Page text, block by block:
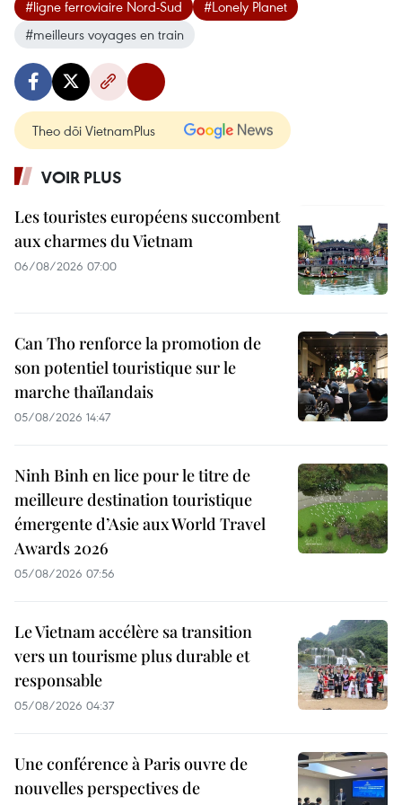
#ligne ferroviaire Nord-Sud
#Lonely Planet
#meilleurs voyages en train
Theo dõi VietnamPlus
VOIR PLUS
Les touristes européens succombent
aux charmes du Vietnam
06/08/2026 07:00
Can Tho renforce la promotion de
son potentiel touristique sur le
marche thaïlandais
05/08/2026 14:47
Ninh Binh en lice pour le titre de
meilleure destination touristique
émergente d’Asie aux World Travel
Awards 2026
05/08/2026 07:56
Le Vietnam accélère sa transition
vers un tourisme plus durable et
responsable
05/08/2026 04:37
Une conférence à Paris ouvre de
nouvelles perspectives de